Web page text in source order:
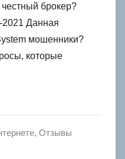
брокер?
2021 Данная
мошенники?
которые
, Отзывы